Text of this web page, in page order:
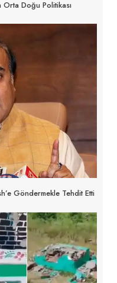
Orta Doğu Politikası
Göndermekle Tehdit Etti